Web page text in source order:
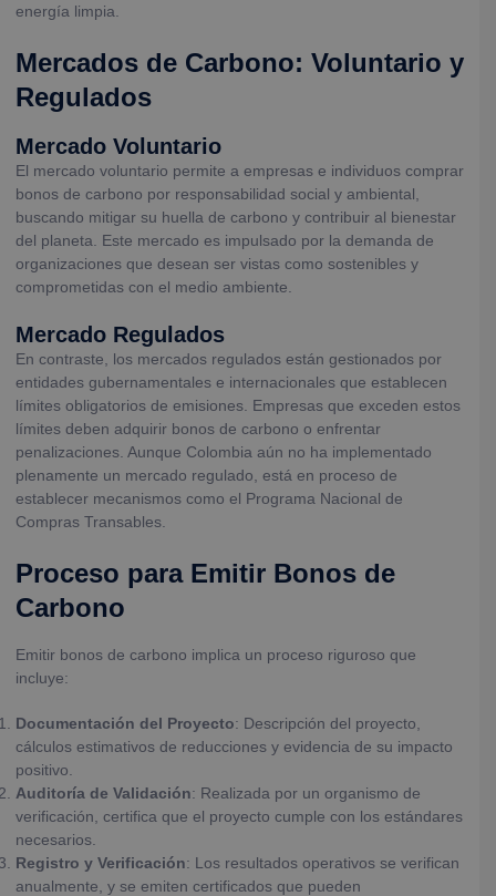
energía limpia.
Mercados de Carbono: Voluntario y
Regulados
Mercado Voluntario
El mercado voluntario permite a empresas e individuos comprar
bonos de carbono por responsabilidad social y ambiental,
buscando mitigar su huella de carbono y contribuir al bienestar
del planeta. Este mercado es impulsado por la demanda de
organizaciones que desean ser vistas como sostenibles y
comprometidas con el medio ambiente.
Mercado Regulados
En contraste, los mercados regulados están gestionados por
entidades gubernamentales e internacionales que establecen
límites obligatorios de emisiones. Empresas que exceden estos
límites deben adquirir bonos de carbono o enfrentar
penalizaciones. Aunque Colombia aún no ha implementado
plenamente un mercado regulado, está en proceso de
establecer mecanismos como el Programa Nacional de
Compras Transables.
Proceso para Emitir Bonos de
Carbono
Emitir bonos de carbono implica un proceso riguroso que
incluye:
Documentación del Proyecto: Descripción del proyecto,
cálculos estimativos de reducciones y evidencia de su impacto
positivo.
Auditoría de Validación: Realizada por un organismo de
verificación, certifica que el proyecto cumple con los estándares
necesarios.
Registro y Verificación: Los resultados operativos se verifican
anualmente, y se emiten certificados que pueden